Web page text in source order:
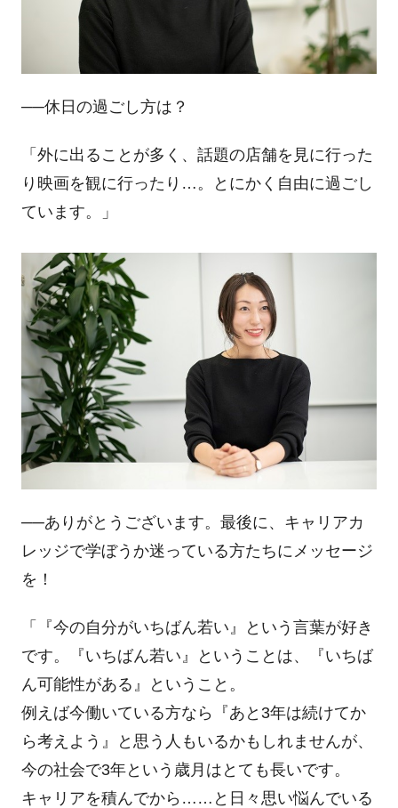
──休日の過ごし方は？
「外に出ることが多く、話題の店舗を見に行った
り映画を観に行ったり…。とにかく自由に過ごし
ています。」
──ありがとうございます。最後に、キャリアカ
レッジで学ぼうか迷っている方たちにメッセージ
を！
「『今の自分がいちばん若い』という言葉が好き
です。『いちばん若い』ということは、『いちば
ん可能性がある』ということ。
例えば今働いている方なら『あと 3年は続けてか
ら考えよう』と思う人もいるかもしれませんが、
今の社会で3年という歳月はとても長いです。
キャリアを積んでから……と日々思い悩んでいる